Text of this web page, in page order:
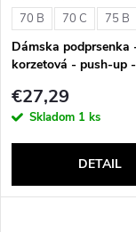
70 B 70 C 75 B
Dámska podprsenka
korzetová - push-up
€27,29
Skladom 1 ks
DETAIL